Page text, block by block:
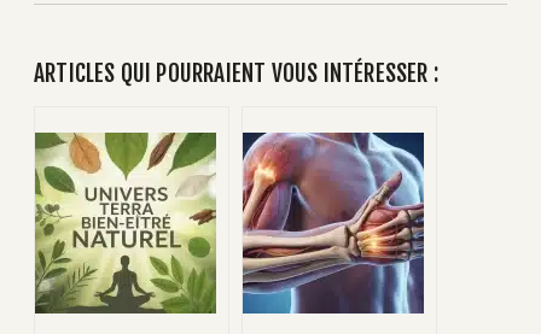
ARTICLES QUI POURRAIENT VOUS INTÉRESSER :